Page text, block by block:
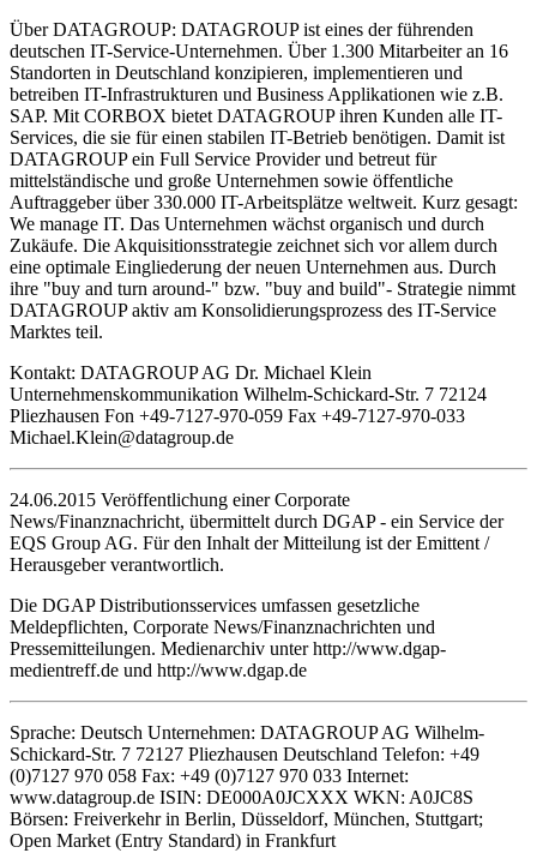
Über DATAGROUP: DATAGROUP ist eines der führenden
deutschen IT-Service-Unternehmen. Über 1.300 Mitarbeiter an 16
Standorten in Deutschland konzipieren, implementieren und
betreiben IT-Infrastrukturen und Business Applikationen wie z.B.
SAP. Mit CORBOX bietet DATAGROUP ihren Kunden alle IT-
Services, die sie für einen stabilen IT-Betrieb benötigen. Damit ist
DATAGROUP ein Full Service Provider und betreut für
mittelständische und große Unternehmen sowie öffentliche
Auftraggeber über 330.000 IT-Arbeitsplätze weltweit. Kurz gesagt:
We manage IT. Das Unternehmen wächst organisch und durch
Zukäufe. Die Akquisitionsstrategie zeichnet sich vor allem durch
eine optimale Eingliederung der neuen Unternehmen aus. Durch
ihre "buy and turn around-" bzw. "buy and build"- Strategie nimmt
DATAGROUP aktiv am Konsolidierungsprozess des IT-Service
Marktes teil.
Kontakt: DATAGROUP AG Dr. Michael Klein
Unternehmenskommunikation Wilhelm-Schickard-Str. 7 72124
Pliezhausen Fon +49-7127-970-059 Fax +49-7127-970-033
Michael.Klein@datagroup.de
24.06.2015 Veröffentlichung einer Corporate
News/Finanznachricht, übermittelt durch DGAP - ein Service der
EQS Group AG. Für den Inhalt der Mitteilung ist der Emittent /
Herausgeber verantwortlich.
Die DGAP Distributionsservices umfassen gesetzliche
Meldepflichten, Corporate News/Finanznachrichten und
Pressemitteilungen. Medienarchiv unter http://www.dgap-
medientreff.de und http://www.dgap.de
Sprache: Deutsch Unternehmen: DATAGROUP AG Wilhelm-
Schickard-Str. 7 72127 Pliezhausen Deutschland Telefon: +49
(0)7127 970 058 Fax: +49 (0)7127 970 033 Internet:
www.datagroup.de ISIN: DE000A0JCXXX WKN: A0JC8S
Börsen: Freiverkehr in Berlin, Düsseldorf, München, Stuttgart;
Open Market (Entry Standard) in Frankfurt